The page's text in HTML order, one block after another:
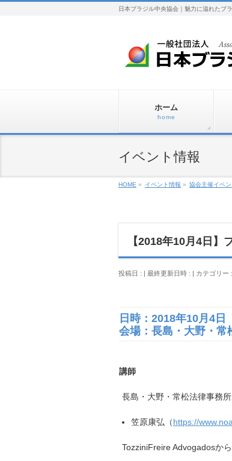
日本ブラジル中央協会｜魅力に溢れたブ
ホーム
home
イベント情報
HOME » イベント情報 » 協会主催イベン
【2018年10月4日】
投稿日 : 最終更新日時 : カテゴリー :
日時：2018年10月4
会場：長島・大野・常
講師
長島・大野・常松法律事務
笠原康弘（https://
TozziniFreire Advogadosか